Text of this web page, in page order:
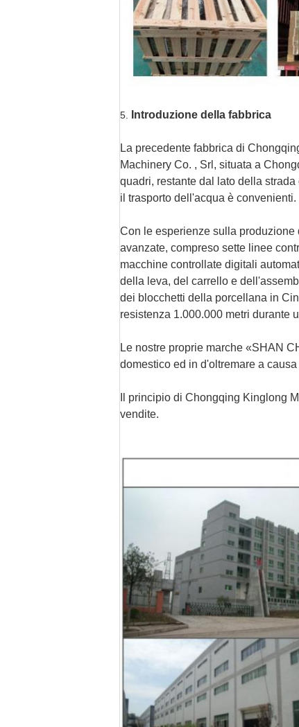
5. Introduzione della fabbrica
La precedente fabbrica di
Machinery Co. , Srl, situata a
quadri, restante dal lato della
il trasporto dell'acqua è convenienti.
Con le esperienze sulla
avanzate, compreso sette linee
macchine controllate digitali
della leva, del carrello e
dei blocchetti della porcellana in
resistenza 1.000.000 metri durante
Le nostre proprie marche «SHAN
domestico ed in d'oltremare a
Il principio di Chongqing Kinglong
vendite.